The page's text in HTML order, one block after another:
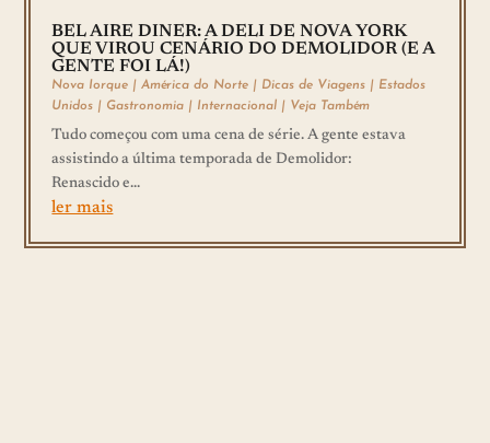
BEL AIRE DINER: A DELI DE NOVA YORK
QUE VIROU CENÁRIO DO DEMOLIDOR (E A
GENTE FOI LÁ!)
Nova Iorque |América do Norte | Dicas de Viagens | Estados
Unidos | Gastronomia | Internacional | Veja Também
Tudo começou com uma cena de série. A gente estava
assistindo a última temporada de Demolidor:
Renascido e...
ler mais